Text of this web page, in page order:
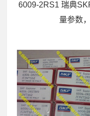
6009-2RS1 瑞典
量参数